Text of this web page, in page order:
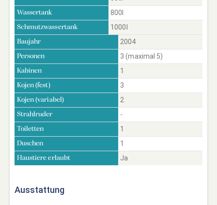
Wassertank 800l
Schmutzwassertank 1000l
Baujahr 2004
Personen 3 (maximal 5)
Kabinen 1
Kojen (fest) 3
Kojen (variabel) 2
Strahlruder -
Toiletten 1
Duschen 1
Haustiere erlaubt Ja
Ausstattung